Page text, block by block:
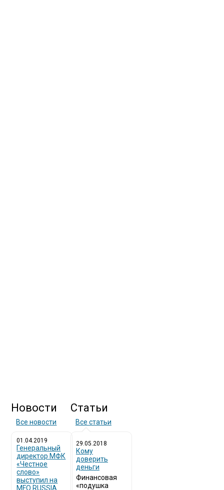
Новости
Все новости
01.04.2019
Генеральный
директор МФК
«Честное
слово»
выступил на
MFO RUSSIA
Статьи
Все статьи
29.05.2018
Кому
доверить
деньги
Финансовая
«подушка